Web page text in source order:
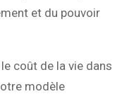
et du pouvoir
coût de la vie dans
modèle